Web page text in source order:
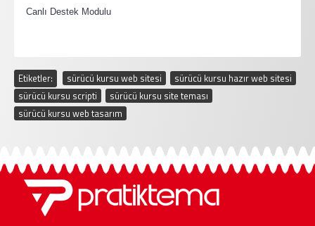
Canlı Destek Modulu
Etiketler: sürücü kursu web sitesi sürücü kursu hazır web sitesi
sürücü kursu scripti
sürücü kursu site teması
sürücü kursu web tasarım